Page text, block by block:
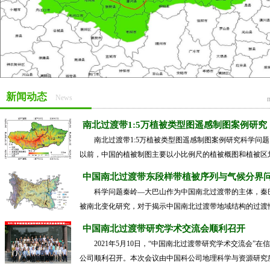
新闻动态 News
南北过渡带1:5万植被类型图遥感制图案例研究
南北过渡带1:5万植被类型图遥感制图案例研究科学问题
以前，中国的植被制图主要以小比例尺的植被概图和植被区
中国南北过渡带东段样带植被序列与气候分界
科学问题秦岭—大巴山作为中国南北过渡带的主体，秦
被南北变化研究，对于揭示中国南北过渡带地域结构的过渡
中国南北过渡带研究学术交流会顺利召开
2021年5月10日，“中国南北过渡带研究学术交流会”在
公司顺利召开。本次会议由中国科公司地理科学与资源研究